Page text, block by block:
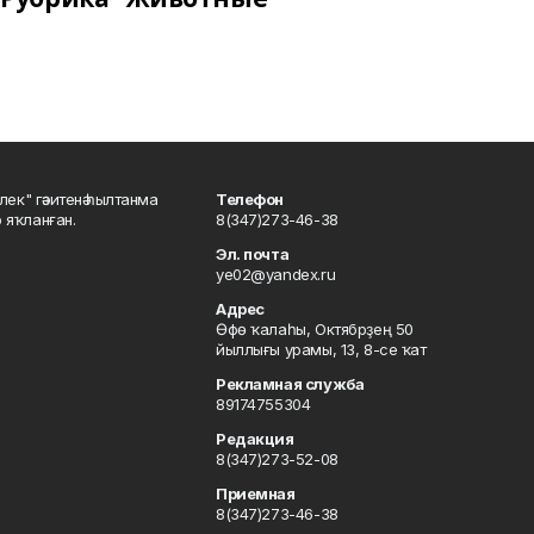
гәзитенә һылтанма
яҡланған.
Телефон
8(347)273-46-38
Эл. почта
ye02@yandex.ru
Адрес
Өфө ҡалаһы, Октябрҙең 50
йыллығы урамы, 13, 8-се ҡат
Рекламная служба
89174755304
Редакция
8(347)273-52-08
Приемная
8(347)273-46-38